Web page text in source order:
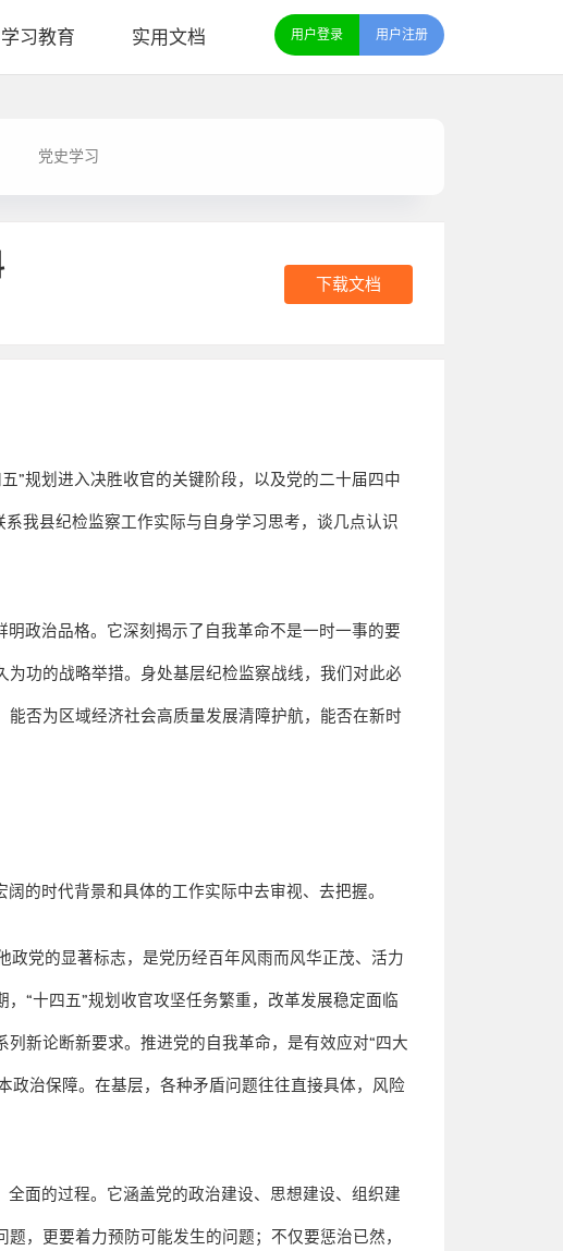
学习教育 实用文档 用户登录 用户注册
党史学习
下载文档
”规划进入决胜收官的关键阶段，以及党的二十届四中
系我县纪检监察工作实际与自身学习思考，谈几点认识
政治品格。它深刻揭示了自我革命不是一时一事的要
功的战略举措。身处基层纪检监察战线，我们对此必
否为区域经济社会高质量发展清障护航，能否在新时
的时代背景和具体的工作实际中去审视、去把握。
党的显著标志，是党历经百年风雨而风华正茂、活力
，“十四五”规划收官攻坚任务繁重，改革发展稳定面临
新论断新要求。推进党的自我革命，是有效应对“四大
政治保障。在基层，各种矛盾问题往往直接具体，风险
面的过程。它涵盖党的政治建设、思想建设、组织建
，更要着力预防可能发生的问题；不仅要惩治已然，